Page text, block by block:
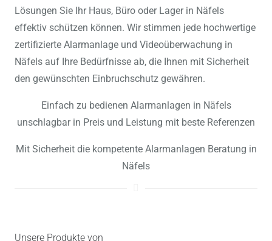
Lösungen Sie Ihr Haus, Büro oder Lager in Näfels
effektiv schützen können. Wir stimmen jede hochwertige
zertifizierte Alarmanlage und Videoüberwachung in
Näfels auf Ihre Bedürfnisse ab, die Ihnen mit Sicherheit
den gewünschten Einbruchschutz gewähren.
Einfach zu bedienen Alarmanlagen in Näfels
unschlagbar in Preis und Leistung mit beste Referenzen
Mit Sicherheit die kompetente Alarmanlagen Beratung in
Näfels
Unsere Produkte von